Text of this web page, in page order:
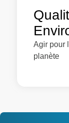
Agir pour
planète